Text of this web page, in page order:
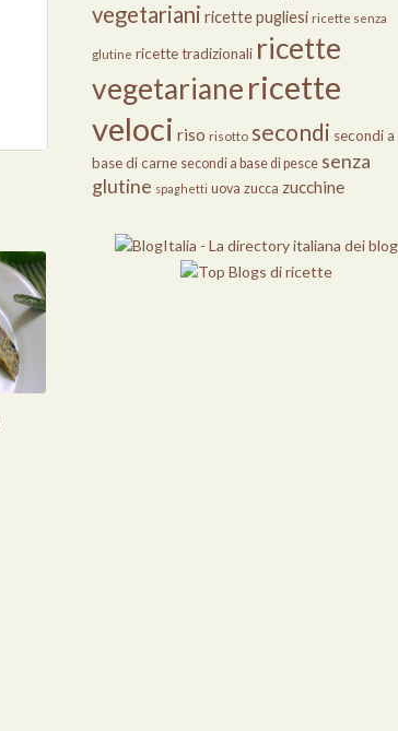
vegetariani ricette pugliesi ricette senza
glutine ricette tradizionali ricette
vegetarianericette
veloci riso risotto secondi secondi a
base di carne secondi a base di pesce senza
glutine spaghetti uova zucca zucchine